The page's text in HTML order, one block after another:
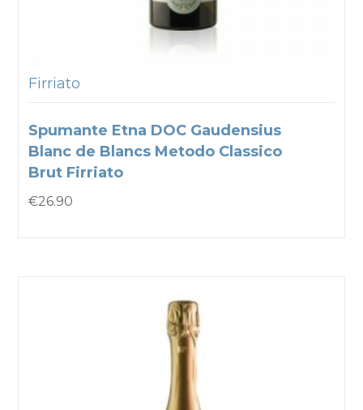
Firriato
Spumante Etna DOC Gaudensius
Blanc de Blancs Metodo Classico
Brut Firriato
€26.90